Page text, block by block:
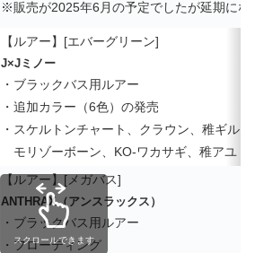
※販売が2025年6月の予定でしたが延期にな
【ルアー】[エバーグリーン]
J×Jミノー
・ブラックバス用ルアー
・追加カラー（6色）の発売
・スケルトンチャート、クラウン、稚ギル
モリゾーボーン、KO-ワカサギ、稚アユ
【ルアー】[メガバス]
ANTHRAX（アンスラックス）
・ブラックバス用ルアー
・フローティング
スクロールできます